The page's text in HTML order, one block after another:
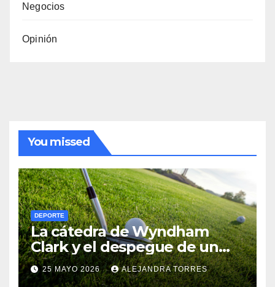
Negocios
Opinión
You missed
DEPORTE
La cátedra de Wyndham
Clark y el despegue de un
pibe de 19 años en el CJ Cup
Byron Nelson
25 MAYO 2026 ALEJANDRA TORRES